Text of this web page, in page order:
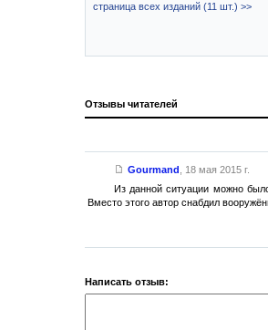
страница всех изданий (11 шт.) >>
Отзывы читателей
Gourmand
18 мая 2015 г.
Из данной ситуации можно
Вместо этого автор снабдил
Написать отзыв: